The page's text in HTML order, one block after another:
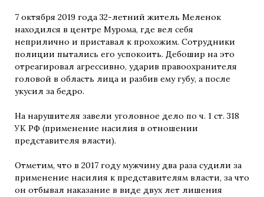
7 октября 2019 года 32-летний житель Меленок
находился в центре Мурома, где вел себя
неприлично и приставал к прохожим. Сотрудники
полиции пытались его успокоить. Дебошир на это
отреагировал агрессивно, ударив правоохранителя
головой в область лица и разбив ему губу, а после
укусил за бедро.
На нарушителя завели уголовное дело по ч. 1 ст. 318
УК РФ (применение насилия в отношении
представителя власти).
Отметим, что в 2017 году мужчину два раза судили за
применение насилия к представителям власти, за что
он отбывал наказание в виде двух лет лишения